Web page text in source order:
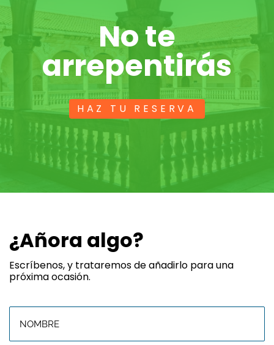
No te
arrepentirás
HAZ TU RESERVA
¿Añora algo?
Escríbenos, y trataremos de añadirlo para una
próxima ocasión.